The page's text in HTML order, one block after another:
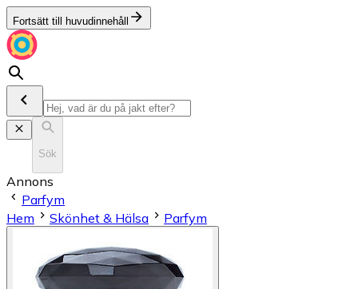
Fortsätt till huvudinnehåll
Sök
Annons
Parfym
Hem
Skönhet & Hälsa Parfym